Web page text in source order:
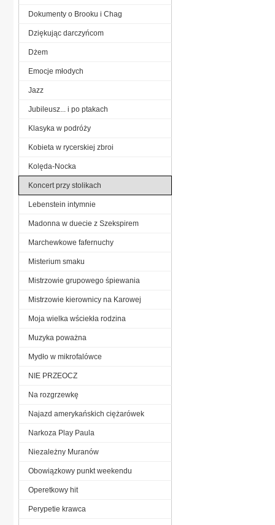
Dokumenty o Brooku i Chag
Dziękując darczyńcom
Dżem
Emocje młodych
Jazz
Jubileusz... i po ptakach
Klasyka w podróży
Kobieta w rycerskiej zbroi
Kolęda-Nocka
Koncert przy stolikach
Lebenstein intymnie
Madonna w duecie z Szekspirem
Marchewkowe fafernuchy
Misterium smaku
Mistrzowie grupowego śpiewania
Mistrzowie kierownicy na Karowej
Moja wielka wściekła rodzina
Muzyka poważna
Mydło w mikrofalówce
NIE PRZEOCZ
Na rozgrzewkę
Najazd amerykańskich ciężarówek
Narkoza Play Paula
Niezależny Muranów
Obowiązkowy punkt weekendu
Operetkowy hit
Perypetie krawca